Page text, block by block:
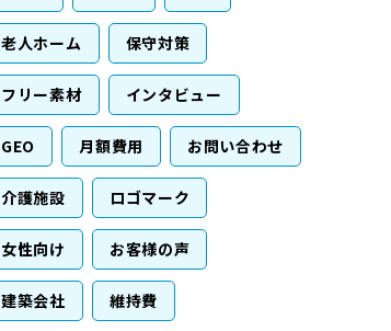
老人ホーム 保守対策
フリー素材 インタビュー
GEO 月額費用 お問い合わせ
介護施設 ロゴマーク
女性向け お客様の声
建築会社 維持費